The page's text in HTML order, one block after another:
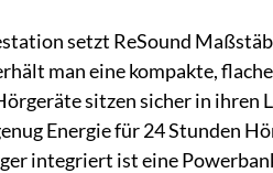
setzt ReSound
man eine kompakte,
sitzen sicher in ihren
Energie für 24 Stunden
integriert ist eine